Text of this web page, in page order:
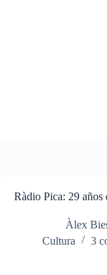
Ràdio Pica: 29 años
Àlex
Cultura
3